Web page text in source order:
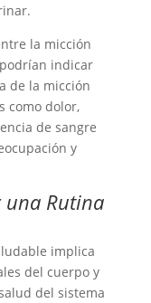
la micción
indicar
de la micción
como dolor,
de sangre
y
una Rutina
implica
del cuerpo y
del sistema